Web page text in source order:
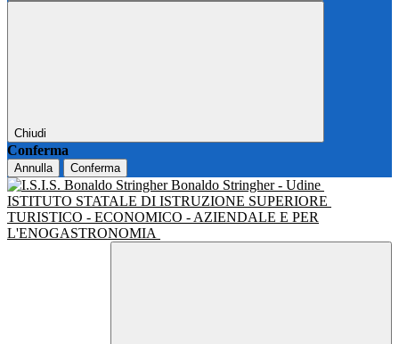
Chiudi
Conferma
Annulla Conferma
Bonaldo Stringher - Udine
ISTITUTO STATALE DI ISTRUZIONE SUPERIORE
TURISTICO - ECONOMICO - AZIENDALE E PER
L'ENOGASTRONOMIA